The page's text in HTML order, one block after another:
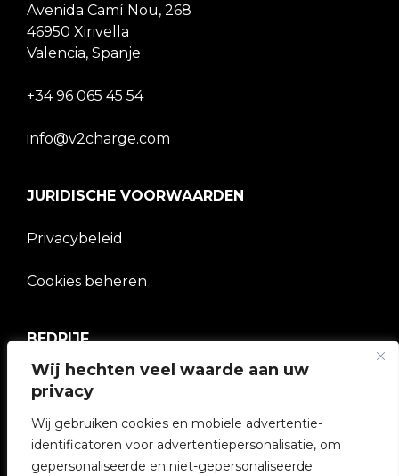
Wij hechten veel waarde aan uw
privacy
Wij gebruiken cookies en mobiele advertentie-
identificatoren voor advertentiepersonalisatie, om
gepersonaliseerde en niet-gepersonaliseerde
Avenida Camí Nou, 268
46950 Xirivella
Valencia, Spanje
+34 96 065 45 54
info@v2charge.com
JURIDISCHE VOORWAARDEN
Privacybeleid
Cookies beheren
BEDRIJF
V2C Gemeenschap
e-Chargers
V2C Cloud